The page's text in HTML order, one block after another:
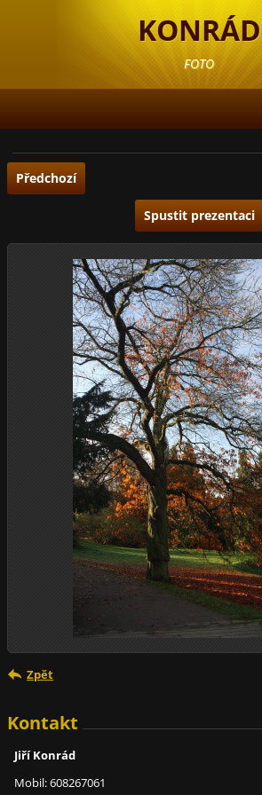
KONRÁD
FOTO
Předchozí
Spustit prezentaci
Zpět
Kontakt
Jiří Konrád
Mobil: 608267061